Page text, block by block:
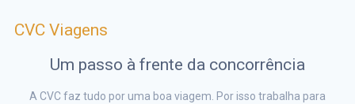
CVC Viagens
Um passo à frente da concorrência
A CVC faz tudo por uma boa viagem. Por isso trabalha para